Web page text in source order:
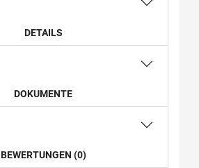
DETAILS
DOKUMENTE
BEWERTUNGEN (0)